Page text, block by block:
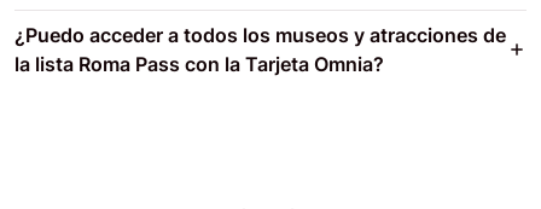
¿Puedo acceder a todos los museos y atracciones de
la lista Roma Pass con la Tarjeta Omnia?